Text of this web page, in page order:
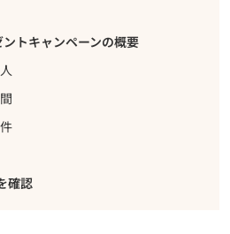
トキャンペーンの概要
確認